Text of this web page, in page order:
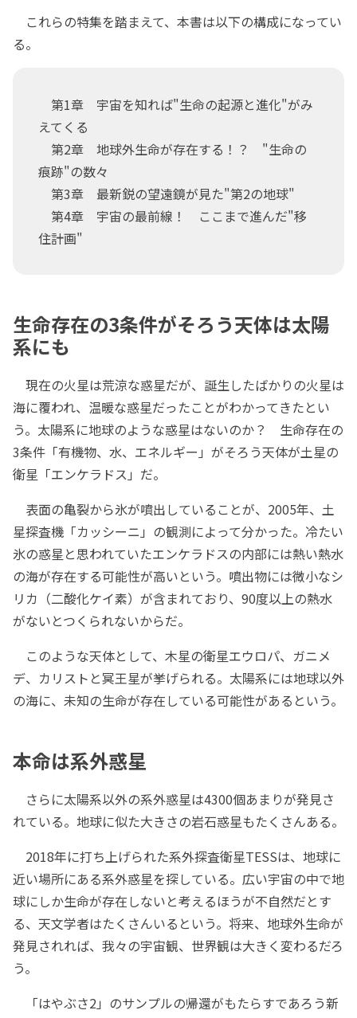
これらの特集を踏まえて、本書は以下の構成になってい
る。
第1章 宇宙を知れば"生命の起源と進化"がみ
えてくる
第2章 地球外生命が存在する！？ "生命の
痕跡"の数々
第3章 最新鋭の望遠鏡が見た"第2の地球"
第4章 宇宙の最前線！ ここまで進んだ"移
住計画"
生命存在の3条件がそろう天体は太陽
系にも
現在の火星は荒涼な惑星だが、誕生したばかりの火星は
海に覆われ、温暖な惑星だったことがわかってきたとい
う。太陽系に地球のような惑星はないのか？ 生命存在の
3条件「有機物、水、エネルギー」がそろう天体が土星の
衛星「エンケラドス」だ。
表面の亀裂から氷が噴出していることが、2005年、土
星探査機「カッシーニ」の観測によって分かった。冷たい
氷の惑星と思われていたエンケラドスの内部には熱い熱水
の海が存在する可能性が高いという。噴出物には微小なシ
リカ（二酸化ケイ素）が含まれており、90度以上の熱水
がないとつくられないからだ。
このような天体として、木星の衛星エウロパ、ガニメ
デ、カリストと冥王星が挙げられる。太陽系には地球以外
の海に、未知の生命が存在している可能性があるという。
本命は系外惑星
さらに太陽系以外の系外惑星は4300個あまりが発見さ
れている。地球に似た大きさの岩石惑星もたくさんある。
2018年に打ち上げられた系外探査衛星TESSは、地球に
近い場所にある系外惑星を探している。広い宇宙の中で地
球にしか生命が存在しないと考えるほうが不自然だとす
る、天文学者はたくさんいるという。将来、地球外生命が
発見されれば、我々の宇宙観、世界観は大きく変わるだろ
う。
「はやぶさ2」のサンプルの帰還がもたらすであろう新